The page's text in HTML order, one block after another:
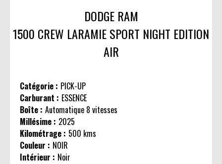
DODGE RAM
1500 CREW LARAMIE SPORT NIGHT EDITION
AIR
Catégorie : PICK-UP
Carburant : ESSENCE
Boîte : Automatique 8 vitesses
Millésime : 2025
Kilométrage : 500 kms
Couleur : NOIR
Intérieur : Noir